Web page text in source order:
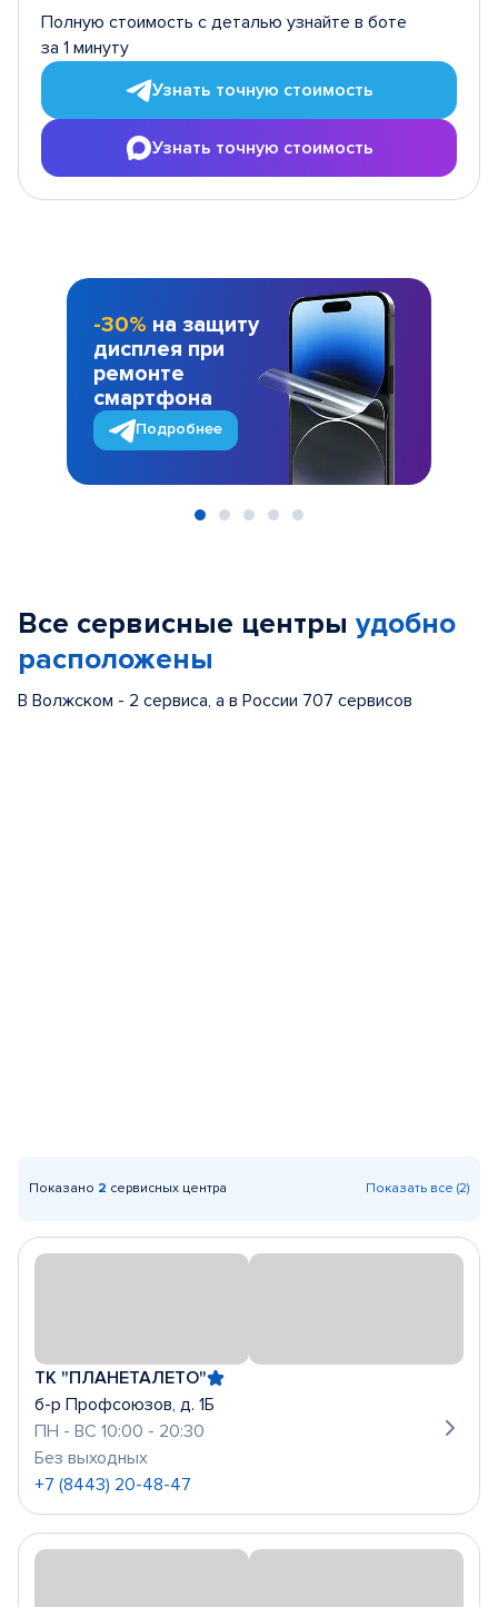
Полную стоимость с деталью узнайте в боте
за 1 минуту
Узнать точную стоимость
Узнать точную стоимость
-30% на защиту
дисплея при
ремонте
смартфона
Подробнее
Все сервисные центры удобно
расположены
В Волжском - 2 сервиса, а в России 707 сервисов
Показано 2 сервисных центра Показать все (2)
ТК "ПЛАНЕТАЛЕТО"
б-р Профсоюзов, д. 1Б
ПН - ВС 10:00 - 20:30
Без выходных
+7 (8443) 20-48-47